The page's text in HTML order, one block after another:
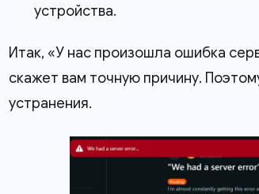
устройства.
Итак, «У нас произошла ошибка
скажет вам точную причину.
устранения.